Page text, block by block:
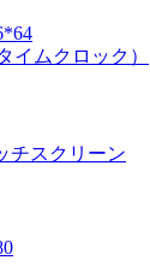
イムクロック）
チスクリーン